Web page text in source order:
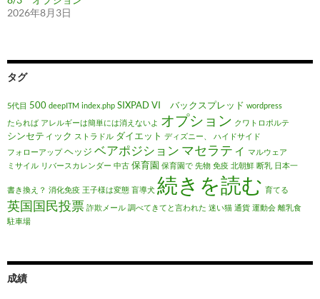
2026年8月3日
タグ
5代目 500 deepITM index.php SIXPADVI バックスプレッド wordpress
たられば アレルギーは簡単には消えないよ オプション クワトロポルテ
シンセティック ストラドル ダイエット ディズニー、
ハイドサイド
フォローアップ ヘッジ ベアポジション マセラティ マルウェア
ミサイル リバースカレンダー 中古 保育園 保育園で 先物 免疫 北朝鮮 断乳 日本一
書き換え？ 消化免疫 王子様は変態 盲導犬 続きを読む 育てる
英国国民投票 詐欺メール 調べてきてと言われた 迷い猫 通貨 運動会 離乳食
駐車場
成績